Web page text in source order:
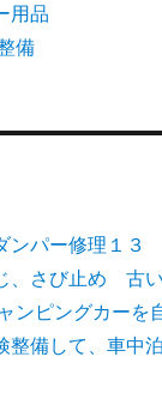
用品
備
ンパー修理１３
、さび止め 古
ンピングカーを
整備して、車中